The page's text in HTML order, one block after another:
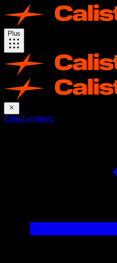
Plus
Entraînements